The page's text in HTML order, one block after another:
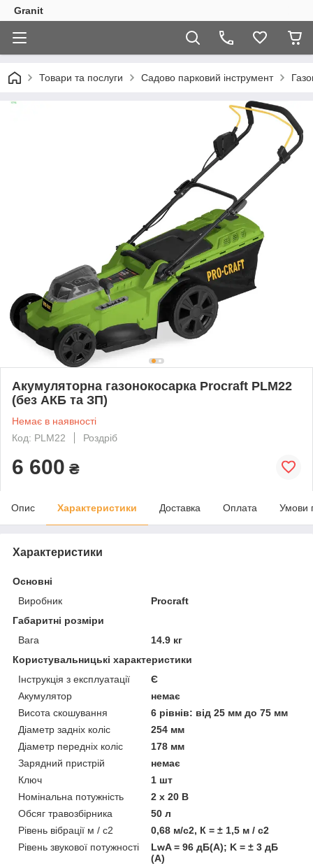
Granit
Товари та послуги Садово парковий інструмент
Акумуляторна газонокосарка Procraft PLM22
(без АКБ та ЗП)
Немає в наявності
Код: PLM22
Роздріб
6 600 ₴
Опис Характеристики Доставка Оплата Умови
Характеристики
Основні
Виробник
Procraft
Габаритні розміри
Вага
14.9 кг
Користувальницькі характеристики
Інструкція з експлуатації
Є
Акумулятор
немає
Висота скошування
6 рівнів: від 25 мм до 75 мм
Діаметр задніх коліс
254 мм
Діаметр передніх коліс
178 мм
Зарядний пристрій
немає
Ключ
1 шт
Номінальна потужність
2 х 20 В
Обсяг травозбірника
50 л
Рівень вібрації м / с2
0,68 м/с2, К = ± 1,5 м / с2
Рівень звукової потужності
LwA = 96 дБ(А); K = ± 3 дБ
(А)